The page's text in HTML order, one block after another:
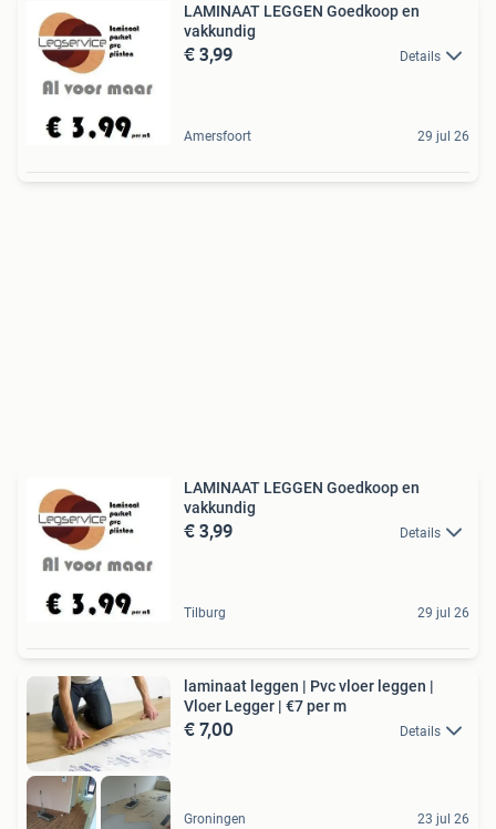
LAMINAAT LEGGEN Goedkoop en
vakkundig
€ 3,99 Details
Amersfoort 29 jul 26
LAMINAAT LEGGEN Goedkoop en
vakkundig
€ 3,99 Details
Tilburg 29 jul 26
laminaat leggen | Pvc vloer leggen |
Vloer Legger | €7 per m
€ 7,00 Details
Groningen 23 jul 26